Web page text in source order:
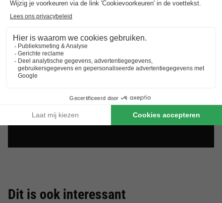
Dit is ook interessant